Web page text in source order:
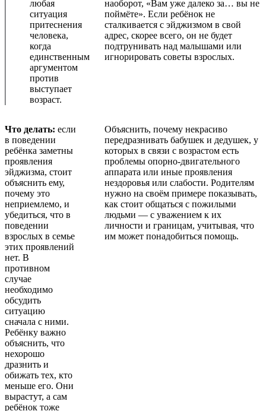
любая
ситуация
притеснения
человека,
когда
единственным
аргументом
против
выступает
возраст.
наоборот, «Вам уже далеко за… вы не
поймёте». Если ребёнок не
сталкивается с эйджизмом в свой
адрес, скорее всего, он не будет
подтрунивать над малышами или
игнорировать советы взрослых.
Что делать: если
в поведении
ребёнка заметны
проявления
эйджизма, стоит
объяснить ему,
почему это
неприемлемо, и
убедиться, что в
поведении
взрослых в семье
этих проявлений
нет. В
противном
случае
необходимо
обсудить
ситуацию
сначала с ними.
Ребёнку важно
объяснить, что
нехорошо
дразнить и
обижать тех, кто
меньше его. Они
вырастут, а сам
ребёнок тоже
Объяснить, почему некрасиво
передразнивать бабушек и дедушек, у
которых в связи с возрастом есть
проблемы опорно-двигательного
аппарата или иные проявления
нездоровья или слабости. Родителям
нужно на своём примере показывать,
как стоит общаться с пожилыми
людьми — с уважением к их
личности и границам, учитывая, что
им может понадобиться помощь.